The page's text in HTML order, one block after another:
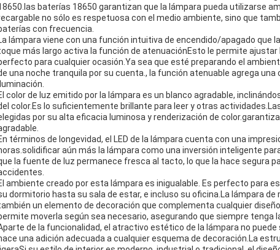
baterías 18650 garantizan que la lámpara pueda utilizarse
no sólo es respetuosa con el medio ambiente, sino que
con frecuencia.
lámpara viene con una función intuitiva de encendido/apagado que
más largo activa la función de atenuaciónEsto le permite
para cualquier ocasión.Ya sea que esté preparando el
una noche tranquila por su cuenta., la función atenuable agrega
color de luz emitido por la lámpara es un blanco agradable,
color.Es lo suficientemente brillante para leer y otras
por su alta eficacia luminosa y renderización de
términos de longevidad, el LED de la lámpara cuenta con una
aún más la lámpara como una inversión inteligente
la fuente de luz permanece fresca al tacto, lo que la hace segura
ambiente creado por esta lámpara es inigualable. Es perfecto para
dormitorio hasta su sala de estar, e incluso su oficina.La lámpara
un elemento de decoración que complementa cualquier
moverla según sea necesario, asegurando que siempre tenga
de la funcionalidad, el atractivo estético de la lámpara no
una adición adecuada a cualquier esquema de decoración.La